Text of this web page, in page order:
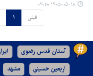
۱۴۰۵-۰۵-۱۸ ۰۴:۲۸
قبلی ۱
آستان قدس رضوی
اربعین حسینی مشهد